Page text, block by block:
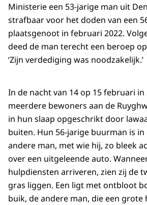
Ministerie een 53-jarige man uit
strafbaar voor het doden van een
plaatsgenoot in februari 2022.
deed de man terecht een beroep
‘Zijn verdediging was noodzakelijk.’
In de nacht van 14 op 15 februari
meerdere bewoners aan de
in hun slaap opgeschrikt door
buiten. Hun 56-jarige buurman is in
andere man, met wie hij, zo bleek
over een uitgeleende auto.
hulpdiensten arriveren, zien zij de
gras liggen. Een ligt met ontbloot
buik, de andere man, die een